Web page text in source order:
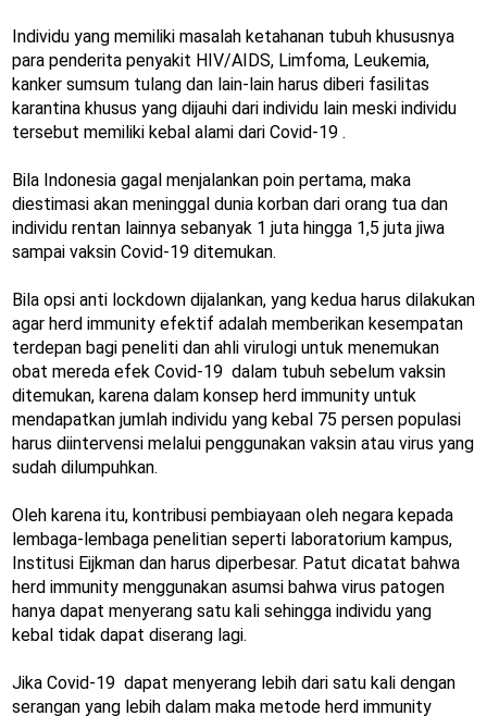
Individu yang memiliki masalah ketahanan tubuh khususnya
para penderita penyakit HIV/AIDS, Limfoma, Leukemia,
kanker sumsum tulang dan lain-lain harus diberi fasilitas
karantina khusus yang dijauhi dari individu lain meski individu
tersebut memiliki kebal alami dari Covid-19 .
Bila Indonesia gagal menjalankan poin pertama, maka
diestimasi akan meninggal dunia korban dari orang tua dan
individu rentan lainnya sebanyak 1 juta hingga 1,5 juta jiwa
sampai vaksin Covid-19 ditemukan.
Bila opsi anti lockdown dijalankan, yang kedua harus dilakukan
agar herd immunity efektif adalah memberikan kesempatan
terdepan bagi peneliti dan ahli virulogi untuk menemukan
obat mereda efek Covid-19 dalam tubuh sebelum vaksin
ditemukan, karena dalam konsep herd immunity untuk
mendapatkan jumlah individu yang kebal 75 persen populasi
harus diintervensi melalui penggunakan vaksin atau virus yang
sudah dilumpuhkan.
Oleh karena itu, kontribusi pembiayaan oleh negara kepada
lembaga-lembaga penelitian seperti laboratorium kampus,
Institusi Eijkman dan harus diperbesar. Patut dicatat bahwa
herd immunity menggunakan asumsi bahwa virus patogen
hanya dapat menyerang satu kali sehingga individu yang
kebal tidak dapat diserang lagi.
Jika Covid-19 dapat menyerang lebih dari satu kali dengan
serangan yang lebih dalam maka metode herd immunity